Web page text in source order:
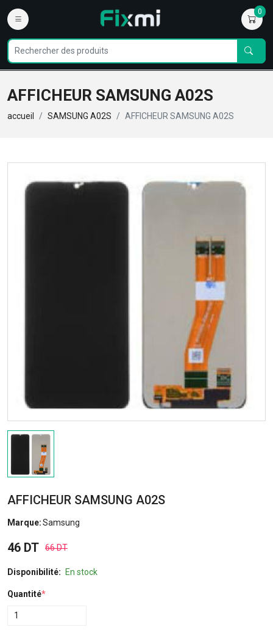
0
AFFICHEUR SAMSUNG A02S
accueil SAMSUNG A02S AFFICHEUR SAMSUNG A02S
AFFICHEUR SAMSUNG A02S
Marque:Samsung
46 DT 66 DT
Disponibilité: En stock
Quantité*